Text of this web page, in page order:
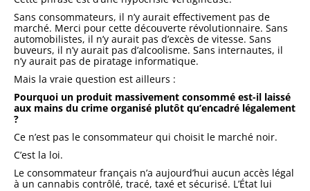
Sans consommateurs, il n’y aurait effectivement pas de
marché. Merci pour cette découverte révolutionnaire. Sans
automobilistes, il n’y aurait pas d’excès de vitesse. Sans
buveurs, il n’y aurait pas d’alcoolisme. Sans internautes, il
n’y aurait pas de piratage informatique.
Mais la vraie question est ailleurs :
Pourquoi un produit massivement consommé est-il laissé
aux mains du crime organisé plutôt qu’encadré légalement
?
Ce n’est pas le consommateur qui choisit le marché noir.
C’est la loi.
Le consommateur français n’a aujourd’hui aucun accès légal
à un cannabis contrôlé, tracé, taxé et sécurisé. L’État lui